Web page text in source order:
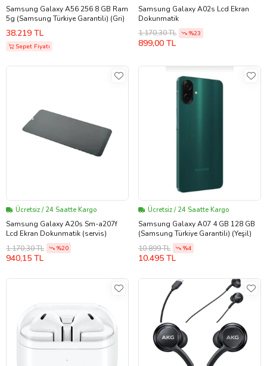
Samsung Galaxy A56 256 8 GB Ram
5g (Samsung Türkiye Garantili) (Gri)
38.219 TL
Sepet Fiyatı
Samsung Galaxy A02s Lcd Ekran
Dokunmatik
1.170,30 TL
%23
899,00 TL
Ücretsiz / 24 Saatte Kargo
Samsung Galaxy A20s Sm-a207f
Lcd Ekran Dokunmatik (servis)
1.170,30 TL
%20
940,15 TL
Ücretsiz / 24 Saatte Kargo
Samsung Galaxy A07 4 GB 128 GB
(Samsung Türkiye Garantili) (Yeşil)
10.899 TL
%4
10.495 TL